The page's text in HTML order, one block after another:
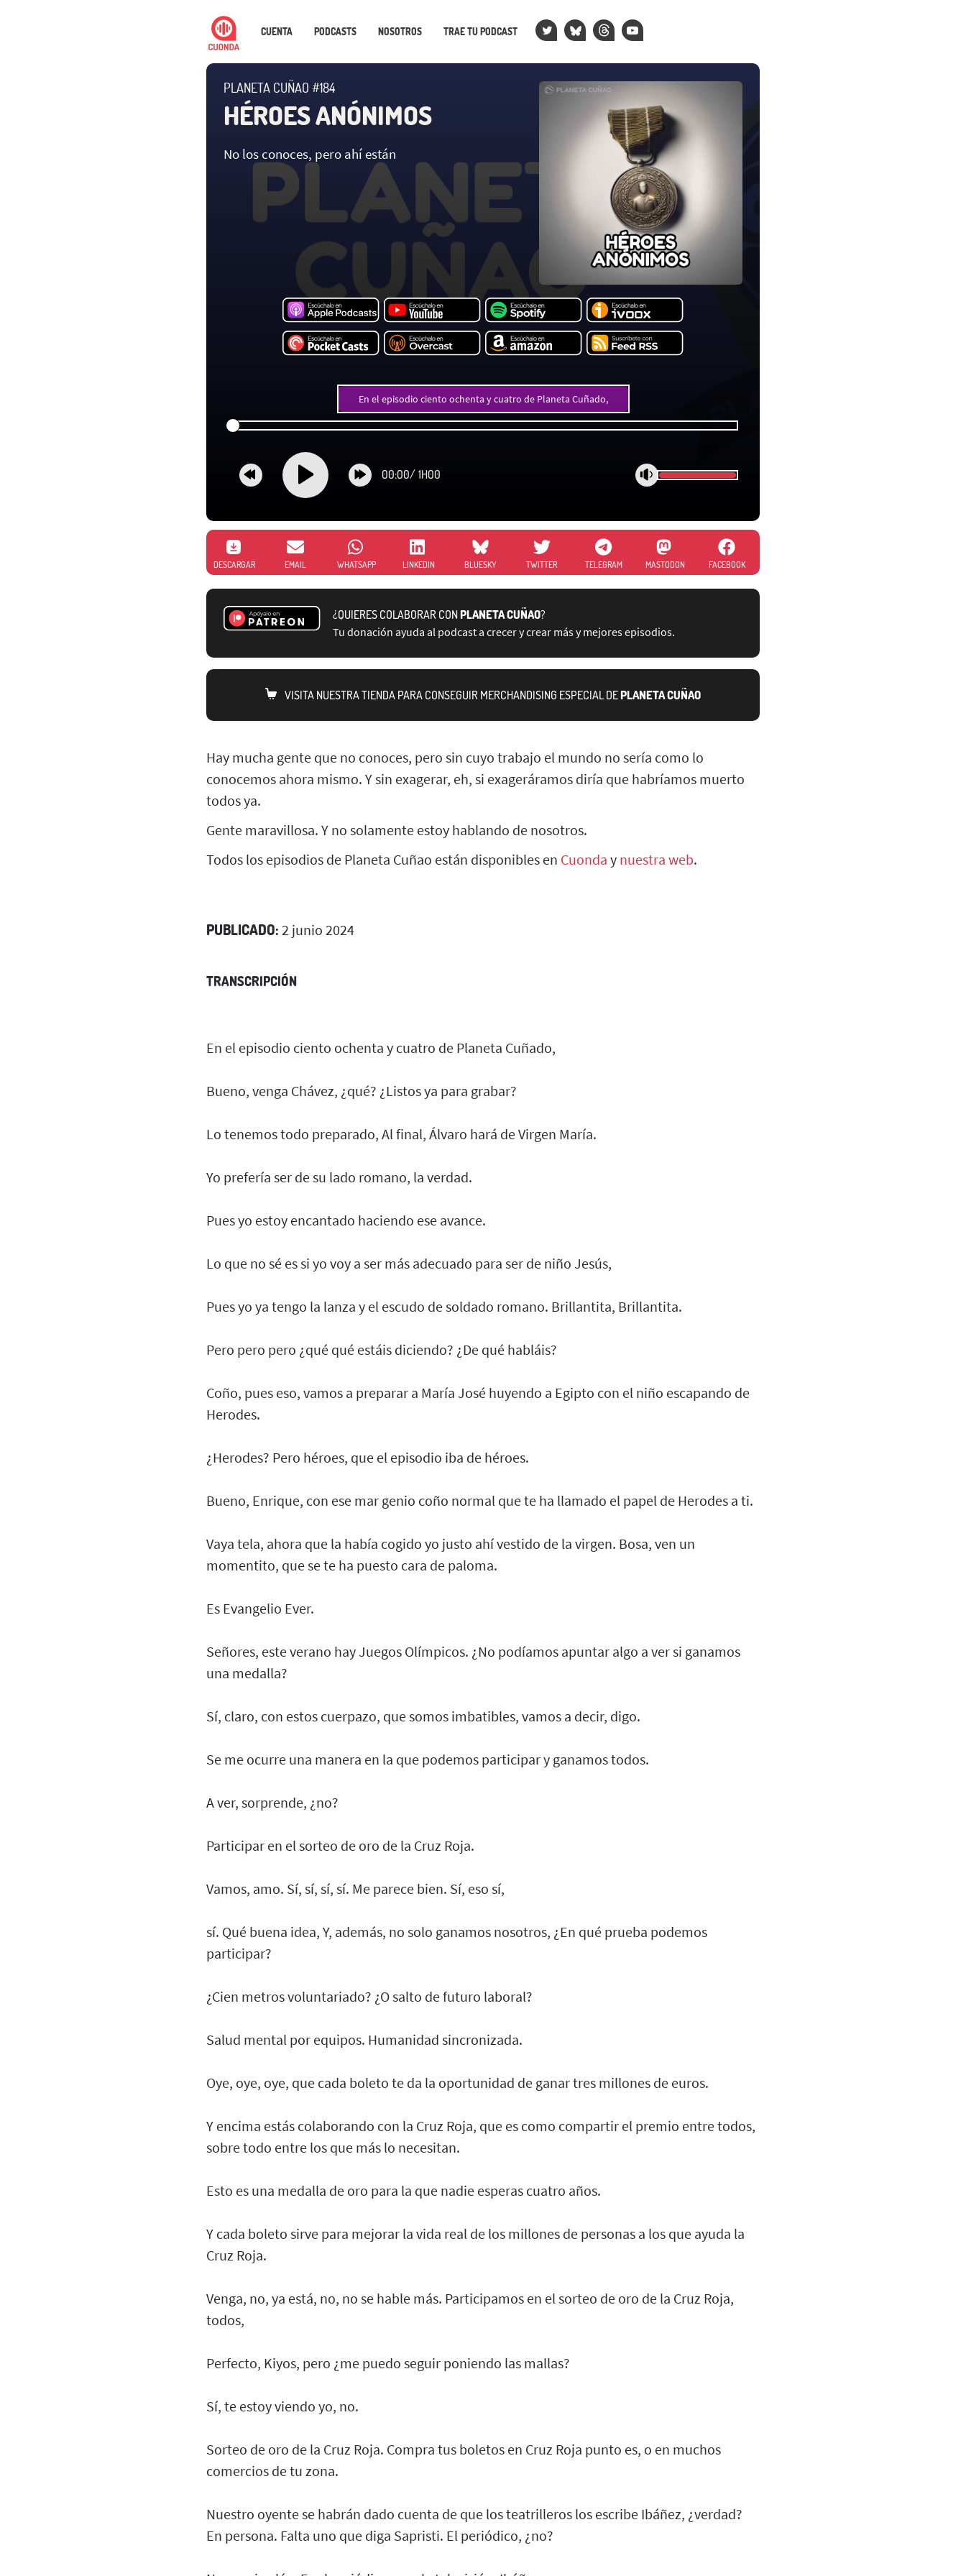
CUENTA PODCASTS NOSOTROS TRAE TU PODCAST
PLANETA CUÑAO #184
HÉROES ANÓNIMOS
No los conoces, pero ahí están
En el episodio ciento ochenta y cuatro de Planeta Cuñado,
00:00/ 1H00
DESCARGAR EMAIL WHATSAPP LINKEDIN BLUESKY TWITTER TELEGRAM MASTODON FACEBOOK
¿QUIERES COLABORAR CONPLANETA CUÑAO?
Tu donación ayuda al podcast a crecer y crear más y mejores episodios.
VISITA NUESTRA TIENDA PARA CONSEGUIR MERCHANDISING ESPECIAL DEPLANETA CUÑAO
Hay mucha gente que no conoces, pero sin cuyo trabajo el mundo no sería como lo
conocemos ahora mismo. Y sin exagerar, eh, si exageráramos diría que habríamos muerto
todos ya.
Gente maravillosa. Y no solamente estoy hablando de nosotros.
Todos los episodios de Planeta Cuñao están disponibles en Cuonda y nuestra web.
PUBLICADO: 2 junio 2024
TRANSCRIPCIÓN
En el episodio ciento ochenta y cuatro de Planeta Cuñado,
Bueno, venga Chávez, ¿qué? ¿Listos ya para grabar?
Lo tenemos todo preparado, Al final, Álvaro hará de Virgen María.
Yo prefería ser de su lado romano, la verdad.
Pues yo estoy encantado haciendo ese avance.
Lo que no sé es si yo voy a ser más adecuado para ser de niño Jesús,
Pues yo ya tengo la lanza y el escudo de soldado romano. Brillantita, Brillantita.
Pero pero pero ¿qué qué estáis diciendo? ¿De qué habláis?
Coño, pues eso, vamos a preparar a María José huyendo a Egipto con el niño escapando de
Herodes.
¿Herodes? Pero héroes, que el episodio iba de héroes.
Bueno, Enrique, con ese mar genio coño normal que te ha llamado el papel de Herodes a ti.
Vaya tela, ahora que la había cogido yo justo ahí vestido de la virgen. Bosa, ven un
momentito, que se te ha puesto cara de paloma.
Es Evangelio Ever.
Señores, este verano hay Juegos Olímpicos. ¿No podíamos apuntar algo a ver si ganamos
una medalla?
Sí, claro, con estos cuerpazo, que somos imbatibles, vamos a decir, digo.
Se me ocurre una manera en la que podemos participar y ganamos todos.
A ver, sorprende, ¿no?
Participar en el sorteo de oro de la Cruz Roja.
Vamos, amo. Sí, sí, sí, sí. Me parece bien. Sí, eso sí,
sí. Qué buena idea, Y, además, no solo ganamos nosotros, ¿En qué prueba podemos
participar?
¿Cien metros voluntariado? ¿O salto de futuro laboral?
Salud mental por equipos. Humanidad sincronizada.
Oye, oye, oye, que cada boleto te da la oportunidad de ganar tres millones de euros.
Y encima estás colaborando con la Cruz Roja, que es como compartir el premio entre todos,
sobre todo entre los que más lo necesitan.
Esto es una medalla de oro para la que nadie esperas cuatro años.
Y cada boleto sirve para mejorar la vida real de los millones de personas a los que ayuda la
Cruz Roja.
Venga, no, ya está, no, no se hable más. Participamos en el sorteo de oro de la Cruz Roja,
todos,
Perfecto, Kiyos, pero ¿me puedo seguir poniendo las mallas?
Sí, te estoy viendo yo, no.
Sorteo de oro de la Cruz Roja. Compra tus boletos en Cruz Roja punto es, o en muchos
comercios de tu zona.
Nuestro oyente se habrán dado cuenta de que los teatrilleros los escribe Ibáñez, ¿verdad?
En persona. Falta uno que diga Sapristi. El periódico, ¿no?